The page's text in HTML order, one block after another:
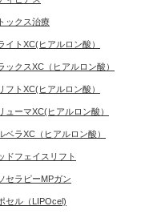
ックス治療
イトXC(ヒアルロン酸）
ックスXC（ヒアルロン酸）
フトXC(ヒアルロン酸）
ューマXC(ヒアルロン酸）
ベラXC（ヒアルロン酸）
ドフェイスリフト
セラピーMPガン
セル（LIPOcel)